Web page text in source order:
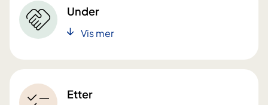
Under
Vis mer
Etter